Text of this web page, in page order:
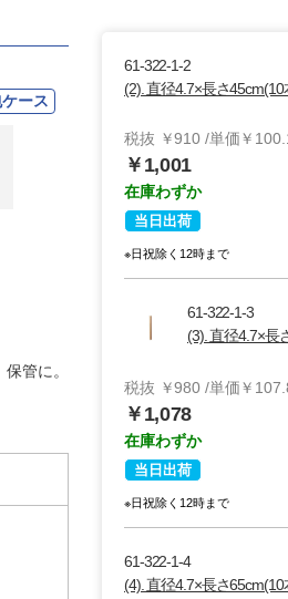
ース
管に。
61-322-1-2
(2). 直径4.7×長さ45cm(10
税抜 ￥910 /単価￥
￥1,001
在庫わずか
当日出荷
※日祝除く12時まで
61-322-1-3
(3). 直径4.7×長
税抜 ￥980 /単価￥
￥1,078
在庫わずか
当日出荷
※日祝除く12時まで
61-322-1-4
(4). 直径4.7×長さ65cm(10